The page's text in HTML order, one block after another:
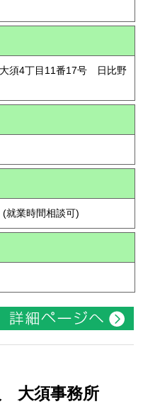
須4丁目11番17号 日比野
就業時間相談可)
大須事務所